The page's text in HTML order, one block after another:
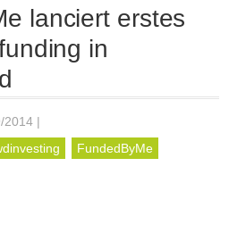
lanciert erstes
in
2014 |
FundedByMe